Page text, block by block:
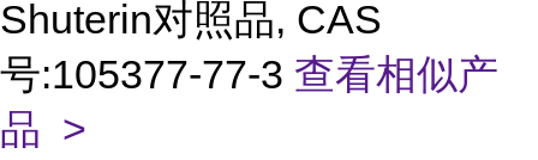
Shuterin对照品, CAS
号:105377-77-3 查看相似产
品 >